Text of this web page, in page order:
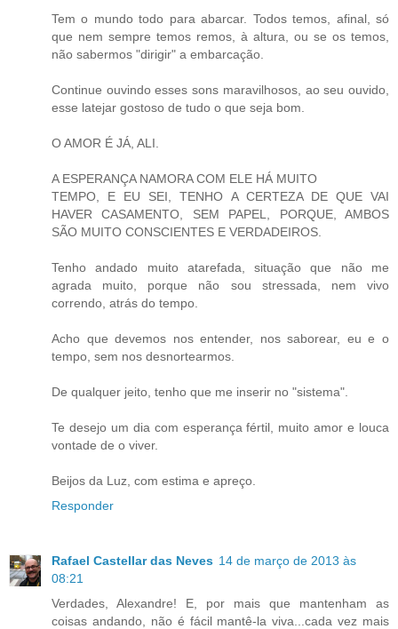
Tem o mundo todo para abarcar. Todos temos, afinal, só
que nem sempre temos remos, à altura, ou se os temos,
não sabermos "dirigir" a embarcação.
Continue ouvindo esses sons maravilhosos, ao seu ouvido,
esse latejar gostoso de tudo o que seja bom.
O AMOR É JÁ, ALI.
A ESPERANÇA NAMORA COM ELE HÁ MUITO
TEMPO, E EU SEI, TENHO A CERTEZA DE QUE VAI
HAVER CASAMENTO, SEM PAPEL, PORQUE, AMBOS
SÃO MUITO CONSCIENTES E VERDADEIROS.
Tenho andado muito atarefada, situação que não me
agrada muito, porque não sou stressada, nem vivo
correndo, atrás do tempo.
Acho que devemos nos entender, nos saborear, eu e o
tempo, sem nos desnortearmos.
De qualquer jeito, tenho que me inserir no "sistema".
Te desejo um dia com esperança fértil, muito amor e louca
vontade de o viver.
Beijos da Luz, com estima e apreço.
Responder
Rafael Castellar das Neves 14 de março de 2013 às
08:21
Verdades, Alexandre! E, por mais que mantenham as
coisas andando, não é fácil mantê-la viva...cada vez mais